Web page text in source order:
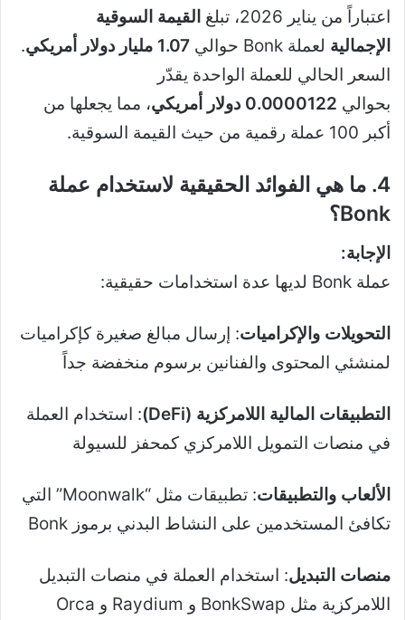
اعتباراً من يناير 2026، تبلغ
القيمة السوقية
الإجمالية لعملة Bonk حوالي 1.07 مليار دولار أمريكي
.
السعر الحالي للعملة الواحدة يقدّر
بحوالي 0.0000122 دولار أمريكي
، مما يجعلها من
أكبر 100 عملة رقمية من حيث القيمة السوقية.
4. ما هي الفوائد الحقيقية لاستخدام عملة
Bonk؟
الإجابة:
عملة Bonk لديها عدة استخدامات حقيقية:
التحويلات والإكراميات: إرسال مبالغ صغيرة كإكراميات
لمنشئي المحتوى والفنانين برسوم منخفضة جداً
التطبيقات المالية اللامركزية (DeFi)
: استخدام العملة
في منصات التمويل اللامركزي كمحفز للسيولة
الألعاب والتطبيقات
: تطبيقات مثل “Moonwalk” التي
تكافئ المستخدمين على النشاط البدني برموز Bonk
منصات التبديل: استخدام العملة في منصات التبديل
اللامركزية مثل BonkSwap و Raydium و Orca